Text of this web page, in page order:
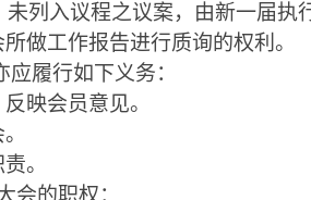
列入议程之议案，由新一届执
所做工作报告进行质询的权利。
履行如下义务：
映会员意见。
。
。
会的职权：